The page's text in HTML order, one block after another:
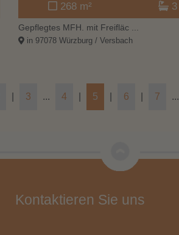
268 m² 3
Gepflegtes MFH. mit Freifläc ...
in 97078 Würzburg / Versbach
3 ... 4 5 6 7 ...
Kontaktieren Sie uns